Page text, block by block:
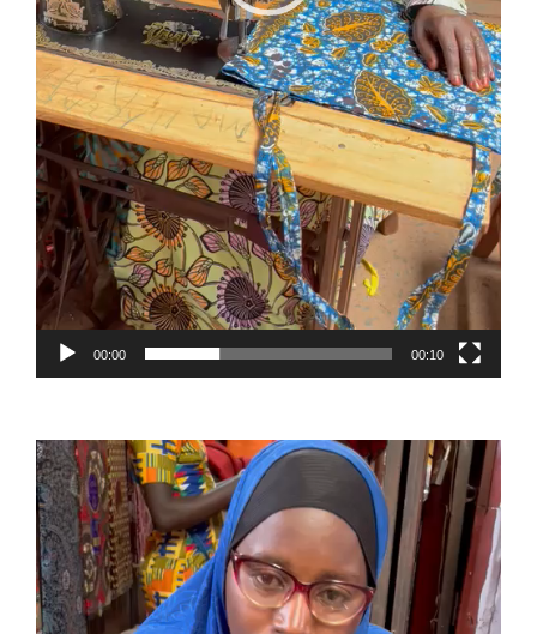
00:00 00:10
Reproductor
de
vídeo